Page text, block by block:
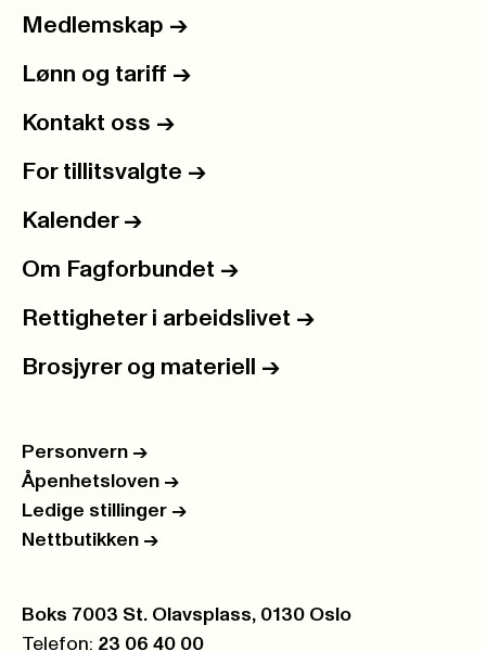
Medlemskap ->
Lønn og tariff ->
Kontakt oss ->
For tillitsvalgte ->
Kalender ->
Om Fagforbundet ->
Rettigheter i arbeidslivet ->
Brosjyrer og materiell ->
Personvern ->
Åpenhetsloven ->
Ledige stillinger ->
Nettbutikken ->
Postboks:
Boks 7003 St. Olavsplass, 0130 Oslo
Telefon: 23 06 40 00